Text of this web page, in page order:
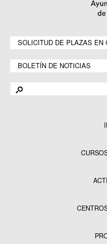
SOLICITUD DE PLAZAS EN
BOLETÍN DE NOTICIAS